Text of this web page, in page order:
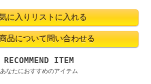
RECOMMEND ITEM
あなたにおすすめのアイテム